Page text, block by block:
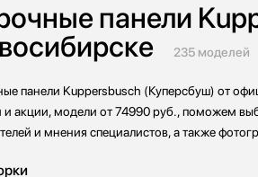
Аксессуары
Аксессуары и принадлежности
Акустические системы
Беспроводные акустические системы
Вакуумные упаковщики
AEG
Barazza
панели
235 моделей
панели Kuppersbusch (Куперсбуш) от
и акции, модели от 74990 руб., поможем
и мнения специалистов, а также